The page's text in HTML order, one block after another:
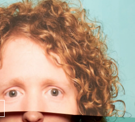
Telkamp zich al afvroeg,
die wij moeten gaan. Nou,